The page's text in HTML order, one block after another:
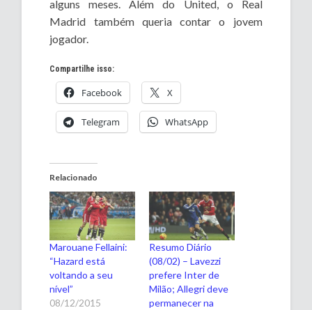
alguns meses. Além do United, o Real
Madrid também queria contar o jovem
jogador.
Compartilhe isso:
Facebook X
Telegram WhatsApp
Relacionado
Marouane Fellaini:
“Hazard está
voltando a seu
nível”
08/12/2015
Resumo Diário
(08/02) – Lavezzi
prefere Inter de
Milão; Allegri deve
permanecer na